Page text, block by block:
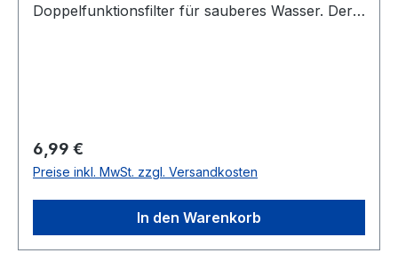
Doppelfunktionsfilter für sauberes Wasser. Der
Regulärer Preis:
6,99 €
Preise inkl. MwSt. zzgl. Versandkosten
In den Warenkorb